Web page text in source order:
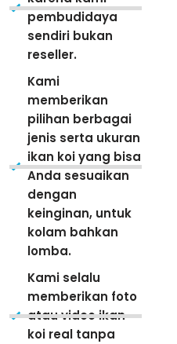
pembudidaya
sendiri bukan
reseller.
Kami
memberikan
pilihan berbagai
jenis serta ukuran
ikan koi yang bisa
Anda sesuaikan
dengan
keinginan, untuk
kolam bahkan
lomba.
Kami selalu
memberikan foto
atau video ikan
koi real tanpa